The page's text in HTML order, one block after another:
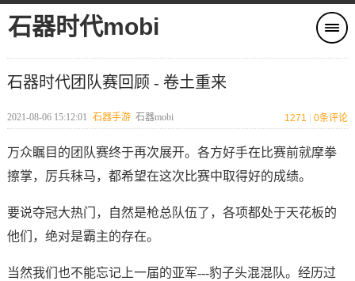
石器时代mobi
石器时代团队赛回顾 - 卷土重来
2021-08-06 15:12:01 石器手游 石器mobi 1271 0条评论
万众瞩目的团队赛终于再次展开。各方好手在比赛前就摩拳
擦掌，厉兵秣马，都希望在这次比赛中取得好的成绩。
要说夺冠大热门，自然是枪总队伍了，各项都处于天花板的
他们，绝对是霸主的存在。
当然我们也不能忘记上一届的亚军---豹子头混混队。经历过